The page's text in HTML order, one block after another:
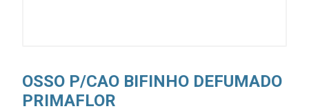
OSSO P/CAO BIFINHO DEFUMADO
PRIMAFLOR